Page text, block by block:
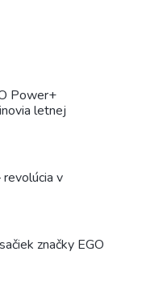
Power+
letnej
v
značky EGO